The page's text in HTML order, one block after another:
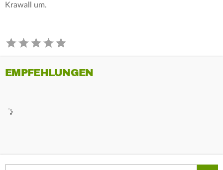
Krawall um.
EMPFEHLUNGEN